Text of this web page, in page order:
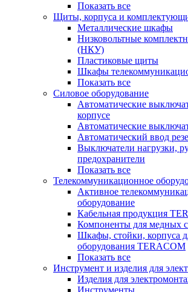
Показать все
Щиты, корпуса и
Металлические шкафы
Низковольтные
(НКУ)
Пластиковые щиты
Шкафы
Показать все
Силовое оборудование
Автоматические
корпусе
Автоматические
Автоматический ввод
Выключатели нагрузки,
предохранители
Показать все
Телекоммуникационное
Активное
оборудование
Кабельная продукция
Компоненты для медных
Шкафы, стойки, корпуса
оборудования TERACOM
Показать все
Инструмент и изделия для
Изделия для
Инструменты